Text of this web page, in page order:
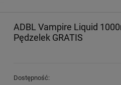
ADBL Vampire Liquid
Pędzelek GRATIS
Dostępność: